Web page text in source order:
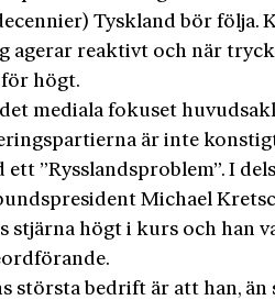
Tyskland bör följa.
agerar reaktivt och när
högt.
mediala fokuset
är inte
ett ”Rysslandsproblem”. I
Michael
stjärna högt i kurs och han
största bedrift är att han, än